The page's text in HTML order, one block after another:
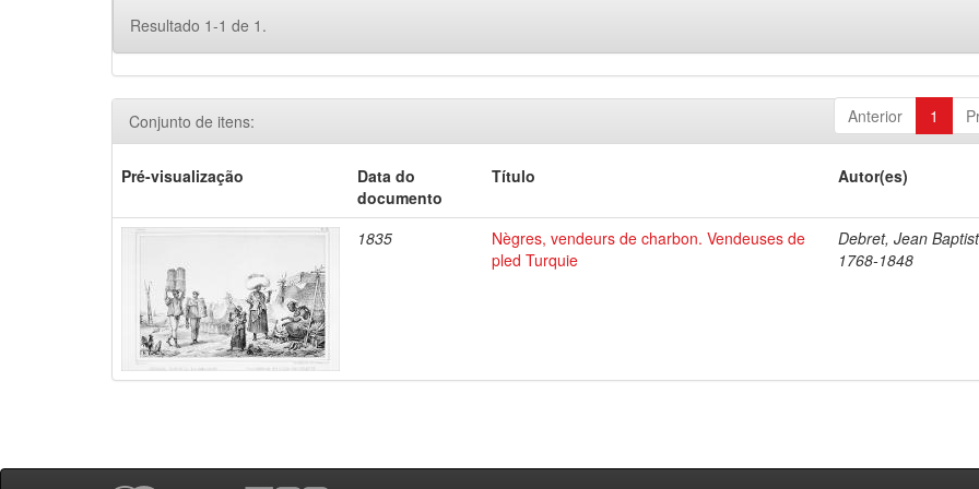
Resultado 1-1 de 1.
Anterior 1
Conjunto de itens:
Pré-visualização
Data do
documento
Título Autor(es)
1835
Nègres, vendeurs de charbon. Vendeuses de
pled Turquie
Debret, Jean
1768-1848